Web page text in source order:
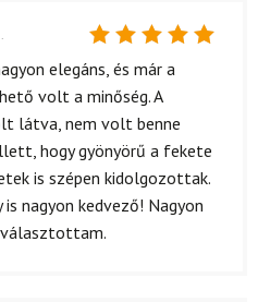
Értékelés:
/ 5
elegáns, és már a
volt a minőség. A
látva, nem volt benne
hogy gyönyörű a fekete
is szépen kidolgozottak.
nagyon kedvező! Nagyon